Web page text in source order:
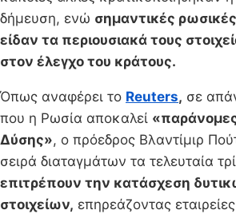
δήμευση, ενώ σημαντικές ρωσικές
είδαν τα περιουσιακά τους
στον έλεγχο του κράτους.
Όπως αναφέρει το Reuters, σε
που η Ρωσία αποκαλεί
Δύσης», ο πρόεδρος Βλαντίμιρ
σειρά διαταγμάτων τα τελευταία
επιτρέπουν την κατάσχεση
στοιχείων, επηρεάζοντας